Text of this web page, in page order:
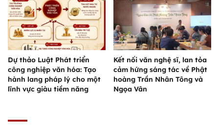
Dự thảo Luật Phát triển
công nghiệp văn hóa: Tạo
hành lang pháp lý cho một
lĩnh vực giàu tiềm năng
Kết nối văn nghệ sĩ, lan tỏa
cảm hứng sáng tác về Phật
hoàng Trần Nhân Tông và
Ngọa Vân